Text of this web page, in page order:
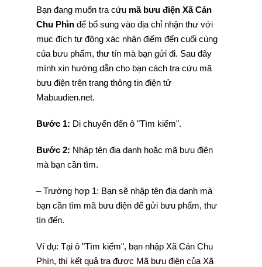
Bạn đang muốn tra cứu mã bưu điện Xã Cán
Chu Phìn để bổ sung vào địa chỉ nhận thư với
mục đích tự động xác nhận điểm đến cuối cùng
của bưu phẩm, thư tín mà bạn gửi đi. Sau đây
mình xin hướng dẫn cho bạn cách tra cứu mã
bưu điện trên trang thông tin điện tử
Mabuudien.net.
Bước 1: Di chuyển đến ô "Tìm kiếm".
Bước 2: Nhập tên địa danh hoặc mã bưu điện
mà bạn cần tìm.
– Trường hợp 1: Bạn sẽ nhập tên địa danh mà
bạn cần tìm mã bưu điện để gửi bưu phẩm, thư
tín đến.
Ví dụ: Tại ô "Tìm kiếm", bạn nhập Xã Cán Chu
Phìn, thì kết quả tra được Mã bưu điện của Xã